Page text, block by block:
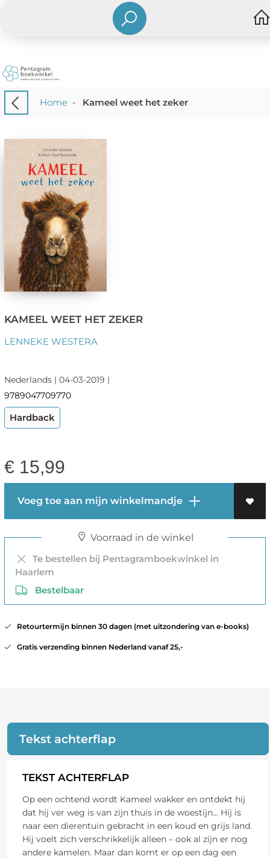
Home- Kameel weet het zeker
KAMEEL WEET HET ZEKER
LENNEKE WESTERA
Nederlands | 04-03-2019 |
9789047709770
Hardback
€ 15,99
Voeg toe aan mijn winkelmandje
Voorraad in de winkel
Te bestellen bij Pentagramboekwinkel in
Haarlem
Bestelbaar
Retourtermijn binnen 30 dagen (met uitzondering van e-books)
Gratis verzending binnen Nederland vanaf 25,-
Tekst achterflap
TEKST ACHTERFLAP
Op een ochtend wordt Kameel wakker en ontdekt hij
dat hij ver weg is van zijn thuis in de woestijn… Hij is
naar een dierentuin gebracht in een koud en grijs land.
Hij voelt zich verschrikkelijk alleen – ook al zijn er nog
andere kamelen. Maar dan komt er op een dag een